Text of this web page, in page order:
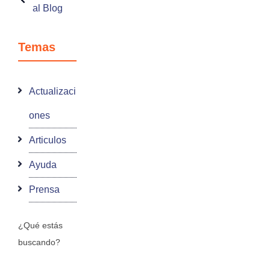
al Blog
Temas
Actualizaci
ones
Articulos
Ayuda
Prensa
¿Qué estás
buscando?